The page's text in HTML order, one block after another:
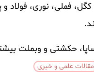
کگل، فملی، نوری،
حکشتی و وبملت
مقالات علمی و خبری